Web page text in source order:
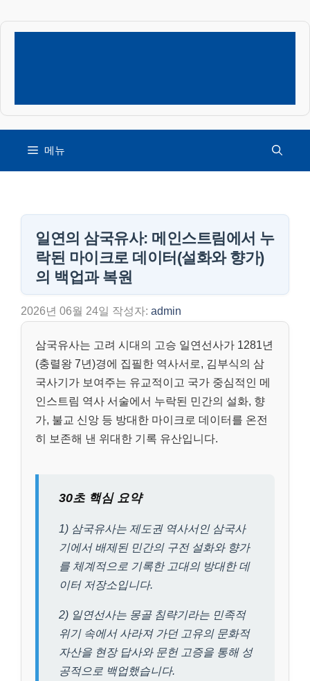
컨
너
뛰
메뉴
일연의 삼국유사: 메인스트림에서 누
락된 마이크로 데이터(설화와 향가)
의 백업과 복원
2026년 06월 24일 작성자: admin
삼국유사는 고려 시대의 고승 일연선사가 1281년
(충렬왕 7년)경에 집필한 역사서로, 김부식의 삼
국사기가 보여주는 유교적이고 국가 중심적인 메
인스트림 역사 서술에서 누락된 민간의 설화, 향
가, 불교 신앙 등 방대한 마이크로 데이터를 온전
히 보존해 낸 위대한 기록 유산입니다.
30초 핵심 요약
1) 삼국유사는 제도권 역사서인 삼국사
기에서 배제된 민간의 구전 설화와 향가
를 체계적으로 기록한 고대의 방대한 데
이터 저장소입니다.
2) 일연선사는 몽골 침략기라는 민족적
위기 속에서 사라져 가던 고유의 문화적
자산을 현장 답사와 문헌 고증을 통해 성
공적으로 백업했습니다.